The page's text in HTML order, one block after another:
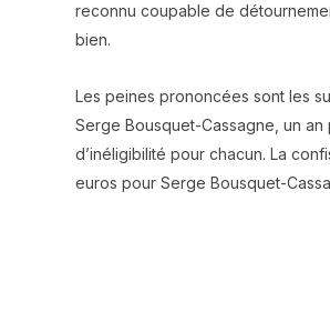
reconnu coupable de
bien.
Les peines prononcées sont les
Serge Bousquet-Cassagne, un
d’inéligibilité pour chacun. La
euros pour Serge Bousquet-